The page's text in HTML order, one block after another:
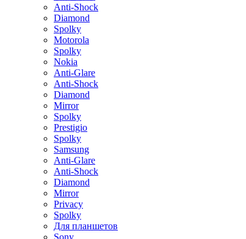
Anti-Shock
Diamond
Spolky
Motorola
Spolky
Nokia
Anti-Glare
Anti-Shock
Diamond
Mirror
Spolky
Prestigio
Spolky
Samsung
Anti-Glare
Anti-Shock
Diamond
Mirror
Privacy
Spolky
Для планшетов